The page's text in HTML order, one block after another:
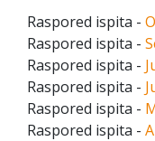
Raspored ispita -
Raspored ispita -
Raspored ispita -
Raspored ispita -
Raspored ispita -
Raspored ispita -